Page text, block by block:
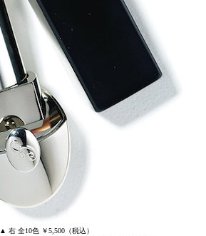
▲ 右 全10色 ￥5,500（税込）